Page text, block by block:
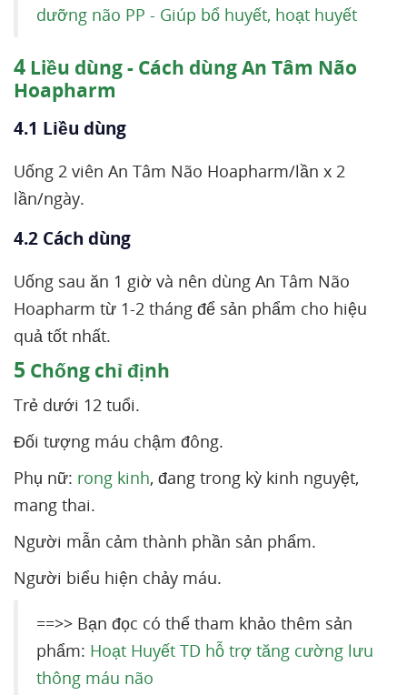
dưỡng não PP - Giúp bổ huyết, hoạt huyết
4 Liều dùng - Cách dùng An Tâm Não
Hoapharm
4.1 Liều dùng
Uống 2 viên An Tâm Não Hoapharm/lần x 2
lần/ngày.
4.2 Cách dùng
Uống sau ăn 1 giờ và nên dùng An Tâm Não
Hoapharm từ 1-2 tháng để sản phẩm cho hiệu
quả tốt nhất.
5 Chống chỉ định
Trẻ dưới 12 tuổi.
Đối tượng máu chậm đông.
Phụ nữ: rong kinh, đang trong kỳ kinh nguyệt,
mang thai.
Người mẫn cảm thành phần sản phẩm.
Người biểu hiện chảy máu.
==>> Bạn đọc có thể tham khảo thêm sản
phẩm: Hoạt Huyết TD hỗ trợ tăng cường lưu
thông máu não